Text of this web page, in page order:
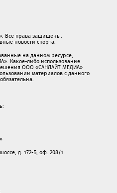
Все права защищены.
новости спорта.
на данном ресурсе,
Какое-либо использование
ООО «САНЛАЙТ МЕДИА»
материалов с данного
д. 172-Б, оф. 208/1